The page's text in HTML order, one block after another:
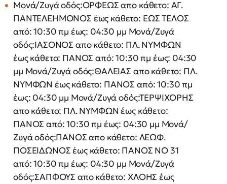
Μονά/Ζυγά οδός:ΟΡΦΕΩΣ απο κάθετο: ΑΓ.
ΠΑΝΤΕΛΕΗΜΟΝΟΣ έως κάθετο: ΕΩΣ ΤΕΛΟΣ
από: 10:30 πμ έως: 04:30 μμ Μονά/Ζυγά
οδός:ΙΑΣΟΝΟΣ απο κάθετο: ΠΛ. ΝΥΜΦΩΝ
έως κάθετο: ΠΑΝΟΣ από: 10:30 πμ έως: 04:30
μμ Μονά/Ζυγά οδός:ΘΑΛΕΙΑΣ απο κάθετο: ΠΛ.
ΝΥΜΦΩΝ έως κάθετο: ΠΑΝΟΣ από: 10:30 πμ
έως: 04:30 μμ Μονά/Ζυγά οδός:ΤΕΡΨΙΧΟΡΗΣ
απο κάθετο: ΠΛ. ΝΥΜΦΩΝ έως κάθετο:
ΠΑΝΟΣ από: 10:30 πμ έως: 04:30 μμ Μονά/
Ζυγά οδός:ΠΑΝΟΣ απο κάθετο: ΛΕΩΦ.
ΠΟΣΕΙΔΩΝΟΣ έως κάθετο: ΠΑΝΟΣ ΝΟ 31
από: 10:30 πμ έως: 04:30 μμ Μονά/Ζυγά
οδός:ΣΑΠΦΟΥΣ απο κάθετο: ΧΛΟΗΣ έως